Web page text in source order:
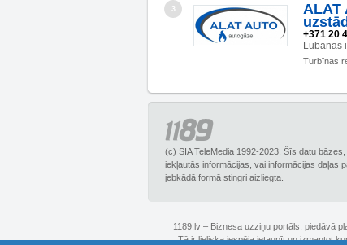
3
ALAT
+371 20
Lubānas
Turbīnas
(c) SIA TeleMedia 1992-2023. Šīs datu
iekļautās informācijas, vai informācijas daļas
jebkādā formā stingri aizliegta.
1189.lv – Biznesa uzziņu portāls, piedāvā
Tā ir lieliska iespēja ietaupīt un izmantot